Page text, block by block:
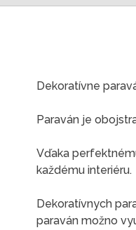
Dekoratívne
Paraván je
Vďaka
každému interiéru.
Dekoratívnych
paraván možno